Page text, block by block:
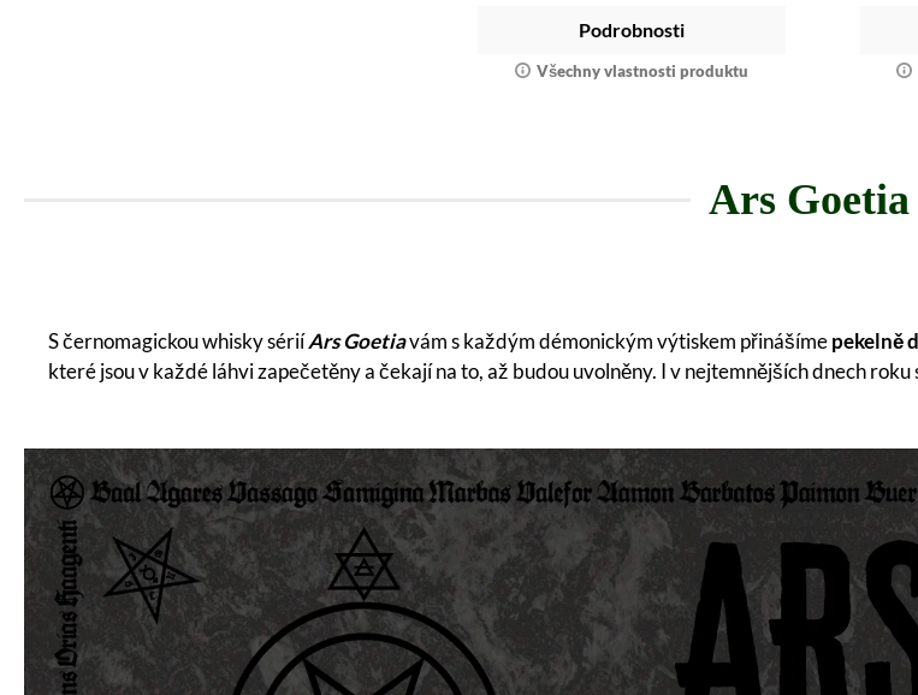
Podrobnosti
Všechny vlastnosti produktu
Ars Goetia
S černomagickou whisky sériíArs Goetiavám s každým démonickým výtiskem přinášímepekelně
které jsou v každé láhvi zapečetěny a čekají na to, až budou uvolněny. I v nejtemnějších dnech roku